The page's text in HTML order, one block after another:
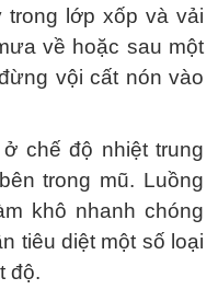
lớp xốp và vải
về hoặc sau một
vội cất nón vào
chế độ nhiệt trung
trong mũ. Luồng
khô nhanh chóng
tiêu diệt một số loại
độ.